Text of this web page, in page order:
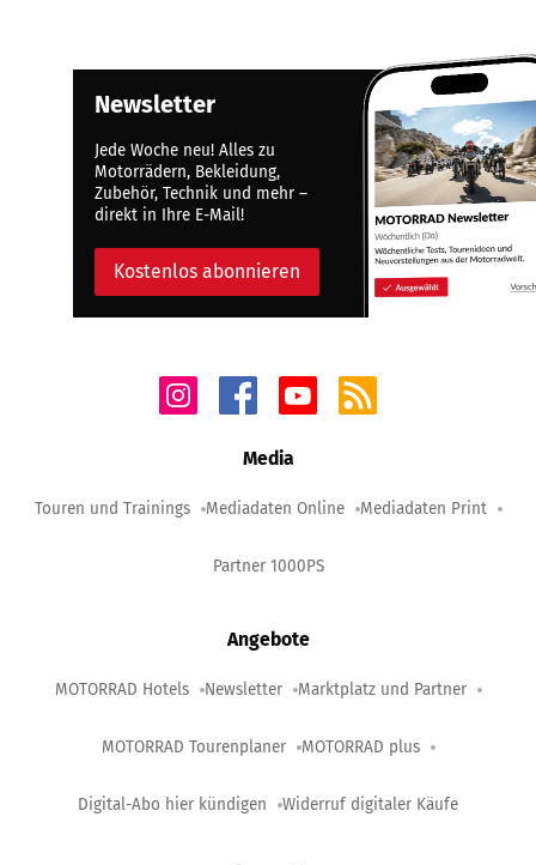
Newsletter
Jede Woche neu! Alles zu
Motorrädern, Bekleidung,
Zubehör, Technik und mehr –
direkt in Ihre E-Mail!
Kostenlos abonnieren
Media
Touren und Trainings Mediadaten Online Mediadaten Print
Partner 1000PS
Angebote
MOTORRAD Hotels Newsletter Marktplatz und Partner
MOTORRAD Tourenplaner MOTORRAD plus
Digital-Abo hier kündigen Widerruf digitaler Käufe